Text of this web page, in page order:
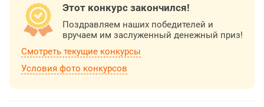
Этот конкурс закончился!
Поздравляем наших победителей и
вручаем им заслуженный денежный приз!
Смотреть текущие конкурсы
Условия фото конкурсов